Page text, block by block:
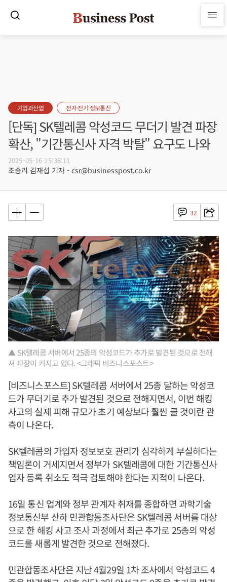
기업과산업 전자·전기·정보통신
[단독] SK텔레콤 악성코드 무더기 발견 파장
확산, "기간통신사 자격 박탈" 요구도 나와
2025-05-16 15:38:11
조승리 김재섭 기자 - csr@businesspost.co.kr
32
▲ SK텔레콤 서버에서 25종의 악성코드가 추가로 발견된 것으로 전해
져 파장이 커지고 있다. <그래픽 비즈니스포스트>
[비즈니스포스트] SK텔레콤 서버에서 25종 달하는 악성코
드가 무더기로 추가 발견된 것으로 전해지면서, 이번 해킹
사고의 실제 피해 규모가 초기 예상보다 훨씬 클 것이란 관
측이 나온다.
SK텔레콤의 가입자 정보보호 관리가 심각하게 부실하다는
책임론이 거세지면서 정부가 SK텔레콤에 대한 기간통신사
업자 등록 취소도 적극 검토해야 한다는 지적이 나온다.
16일 통신 업계와 정부 관계자 취재를 종합하면 과학기술
정보통신부 산하 민관합동조사단은 SK텔레콤 서버를 대상
으로 한 해킹 사고 조사 과정에서 최근 추가로 25종의 악성
코드를 새롭게 발견한 것으로 전해졌다.
민관합동조사단은 지난 4월29일 1차 조사에서 악성코드 4